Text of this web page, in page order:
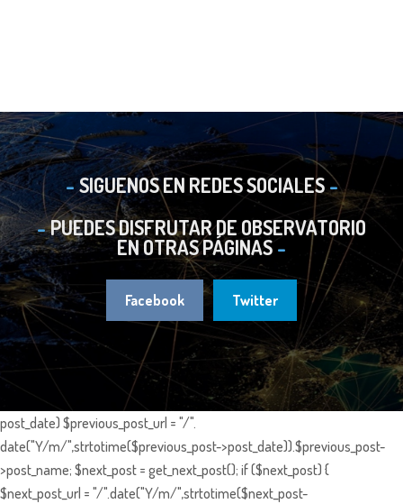
SIGUENOS EN REDES SOCIALES
PUEDES DISFRUTAR DE OBSERVATORIO
EN OTRAS PÁGINAS
Facebook Twitter
post_date) $previous_post_url = "/".
date("Y/m/",strtotime($previous_post->post_date)).$previous_post-
>post_name; $next_post = get_next_post(); if ($next_post) {
$next_post_url = "/".date("Y/m/",strtotime($next_post-